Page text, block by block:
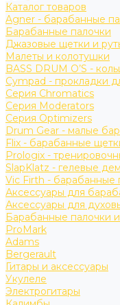
Каталог товаров
Agner - барабанные
Барабанные палочки
Джазовые щетки и
Малеты и колотушки
BASS DRUM O’S -
Cympad - прокладки
Серия Chromatics
Серия Moderators
Серия Optimizers
Drum Gear - малые
Flix - барабанные
Prologix -
SlapKlatz - гелевые
Vic Firth - барабанные
Аксессуары для
Аксессуары для
Барабанные палочки
ProMark
Adams
Bergerault
Гитары и аксессуары
Укулеле
Электрогитары